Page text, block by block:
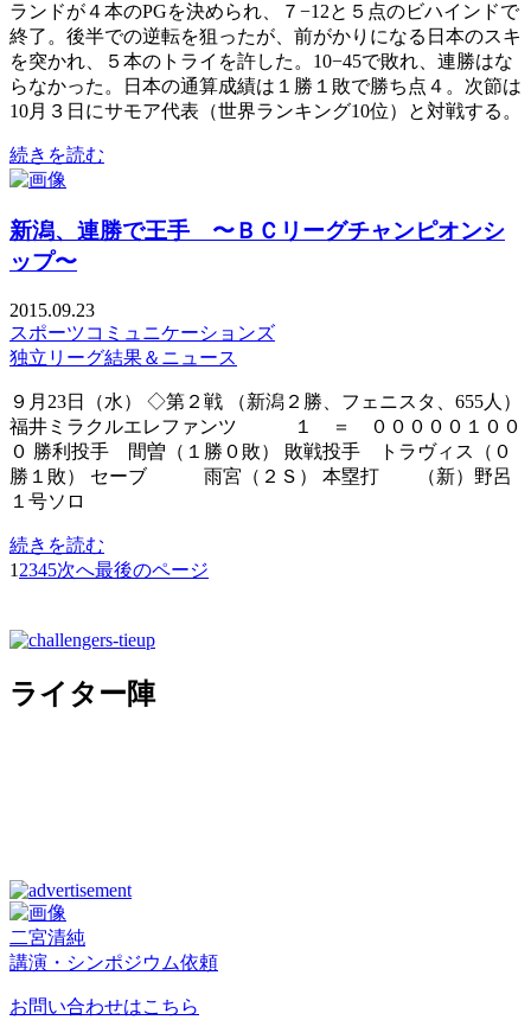
ランドが４本のPGを決められ、７−12と５点のビハインドで
終了。後半での逆転を狙ったが、前がかりになる日本のスキ
を突かれ、５本のトライを許した。10−45で敗れ、連勝はな
らなかった。日本の通算成績は１勝１敗で勝ち点４。次節は
10月３日にサモア代表（世界ランキング10位）と対戦する。
続きを読む
新潟、連勝で王手 〜ＢＣリーグチャンピオンシ
ップ〜
2015.09.23
スポーツコミュニケーションズ
独立リーグ結果＆ニュース
９月23日（水） ◇第２戦 （新潟２勝、フェニスタ、655人）
福井ミラクルエレファンツ １ ＝ ０００００１００
０ 勝利投手 間曽（１勝０敗） 敗戦投手 トラヴィス（０
勝１敗） セーブ 雨宮（２Ｓ） 本塁打 （新）野呂
１号ソロ
続きを読む
1 2345次へ最後のページ
ライター陣
二宮清純
講演・シンポジウム依頼
お問い合わせはこちら